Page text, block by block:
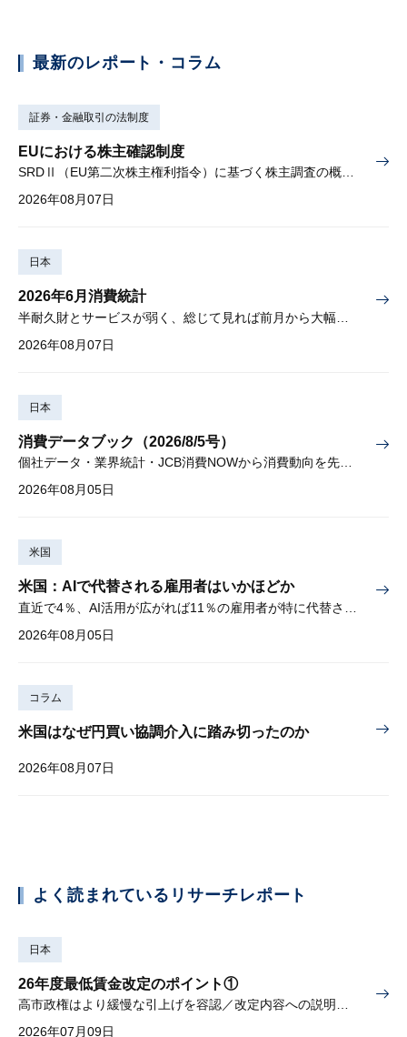
最新のレポート・コラム
証券・金融取引の法制度
EUにおける株主確認制度
SRDⅡ（EU第二次株主権利指令）に基づく株主調査の概要と課題
2026年08月07日
日本
2026年6月消費統計
2026年08月07日
日本
消費データブック（2026/8/5号）
個社データ・業界統計・JCB消費NOWから消費動向を先取り
2026年08月05日
米国
米国：AIで代替される雇用者はいかほどか
2026年08月05日
コラム
米国はなぜ円買い協調介入に踏み切ったのか
2026年08月07日
よく読まれているリサーチレポート
日本
26年度最低賃金改定のポイント①
高市政権はより緩慢な引上げを容認／改定内容への説明責任が焦点
2026年07月09日